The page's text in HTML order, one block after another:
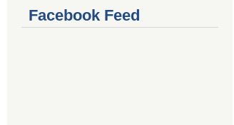
Facebook Feed